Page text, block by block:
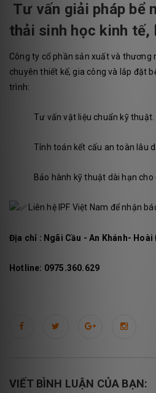
Tư vấn giải pháp bể
thải sinh học kinh tế,
Công ty cổ phần sản xuất và thương
chuyên thiết kế, gia công và lắp đặt
trình:
Tư vấn vật liệu chuẩn kỹ thuật.
Tính toán kết cấu an toàn lâu
Bảo hành kỹ thuật dài hạn cho
Liên hệ IPF Việt Nam để nhận
Địa chỉ : Ngãi Cầu - An Khánh- Hoài
Hotline: 0975.360.629
VIẾT BÌNH LUẬN CỦA BẠN: